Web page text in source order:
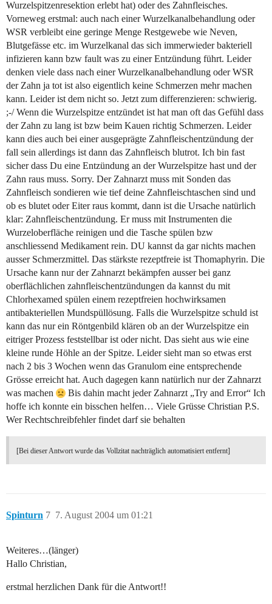
Wurzelspitzenresektion erlebt hat) oder des Zahnfleisches.
Vorneweg erstmal: auch nach einer Wurzelkanalbehandlung oder
WSR verbleibt eine geringe Menge Restgewebe wie Neven,
Blutgefässe etc. im Wurzelkanal das sich immerwieder bakteriell
infizieren kann bzw fault was zu einer Entzündung führt. Leider
denken viele dass nach einer Wurzelkanalbehandlung oder WSR
der Zahn ja tot ist also eigentlich keine Schmerzen mehr machen
kann. Leider ist dem nicht so. Jetzt zum differenzieren: schwierig.
;-/ Wenn die Wurzelspitze entzündet ist hat man oft das Gefühl dass
der Zahn zu lang ist bzw beim Kauen richtig Schmerzen. Leider
kann dies auch bei einer ausgeprägte Zahnfleischentzündung der
fall sein allerdings ist dann das Zahnfleisch blutrot. Ich bin fast
sicher dass Du eine Entzündung an der Wurzelspitze hast und der
Zahn raus muss. Sorry. Der Zahnarzt muss mit Sonden das
Zahnfleisch sondieren wie tief deine Zahnfleischtaschen sind und
ob es blutet oder Eiter raus kommt, dann ist die Ursache natürlich
klar: Zahnfleischentzündung. Er muss mit Instrumenten die
Wurzeloberfläche reinigen und die Tasche spülen bzw
anschliessend Medikament rein. DU kannst da gar nichts machen
ausser Schmerzmittel. Das stärkste rezeptfreie ist Thomaphyrin. Die
Ursache kann nur der Zahnarzt bekämpfen ausser bei ganz
oberflächlichen zahnfleischentzündungen da kannst du mit
Chlorhexamed spülen einem rezeptfreien hochwirksamen
antibakteriellen Mundspüllösung. Falls die Wurzelspitze schuld ist
kann das nur ein Röntgenbild klären ob an der Wurzelspitze ein
eitriger Prozess feststellbar ist oder nicht. Das sieht aus wie eine
kleine runde Höhle an der Spitze. Leider sieht man so etwas erst
nach 2 bis 3 Wochen wenn das Granulom eine entsprechende
Grösse erreicht hat. Auch dagegen kann natürlich nur der Zahnarzt
was machen
Bis dahin macht jeder Zahnarzt „Try and Error“ Ich
hoffe ich konnte ein bisschen helfen… Viele Grüsse Christian P.S.
Wer Rechtschreibfehler findet darf sie behalten
[Bei dieser Antwort wurde das Vollzitat nachträglich automatisiert entfernt]
Spinturn 7. August 2004 um 01:21
7
Weiteres…(länger)
Hallo Christian,
erstmal herzlichen Dank für die Antwort!!